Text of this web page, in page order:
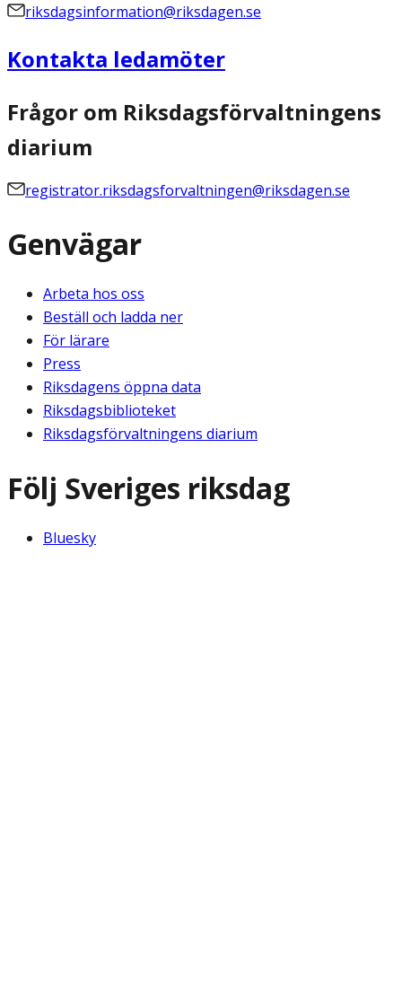
riksdagsinformation@riksdagen.se
Kontakta ledamöter
Frågor om Riksdagsförvaltningens
diarium
registrator.riksdagsforvaltningen@riksdagen.se
Genvägar
Arbeta hos oss
Beställ och ladda ner
För lärare
Press
Riksdagens öppna data
Riksdagsbiblioteket
Riksdagsförvaltningens diarium
Följ Sveriges riksdag
Bluesky